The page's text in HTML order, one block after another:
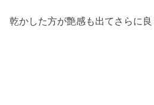
乾かした方が艶感も出てさらに良